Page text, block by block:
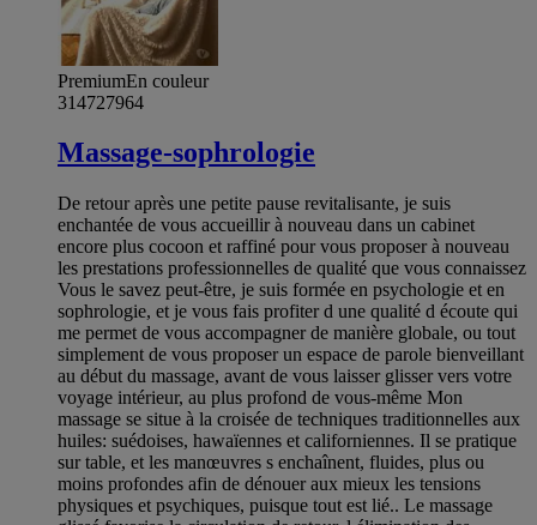
PremiumEn couleur
314727964
Massage-sophrologie
De retour après une petite pause revitalisante, je suis
enchantée de vous accueillir à nouveau dans un cabinet
encore plus cocoon et raffiné pour vous proposer à nouveau
les prestations professionnelles de qualité que vous connaissez
Vous le savez peut-être, je suis formée en psychologie et en
sophrologie, et je vous fais profiter d une qualité d écoute qui
me permet de vous accompagner de manière globale, ou tout
simplement de vous proposer un espace de parole bienveillant
au début du massage, avant de vous laisser glisser vers votre
voyage intérieur, au plus profond de vous-même Mon
massage se situe à la croisée de techniques traditionnelles aux
huiles: suédoises, hawaïennes et californiennes. Il se pratique
sur table, et les manœuvres s enchaînent, fluides, plus ou
moins profondes afin de dénouer aux mieux les tensions
physiques et psychiques, puisque tout est lié.. Le massage